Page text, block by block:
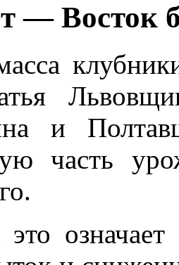
— Восток
и
часть
означает